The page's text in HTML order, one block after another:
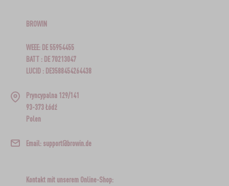
BROWIN
WEEE: DE 55954455
BATT : DE 70213047
LUCID : DE3588454264438
Pryncypalna 129/141
93-373 Łódź
Polen
Email: support@browin.de
Kontakt mit unserem Online-Shop: